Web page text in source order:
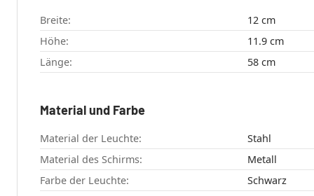
Breite:
12 cm
Höhe:
11.9 cm
Länge:
58 cm
Material und Farbe
Material der Leuchte:
Stahl
Material des Schirms:
Metall
Farbe der Leuchte:
Schwarz